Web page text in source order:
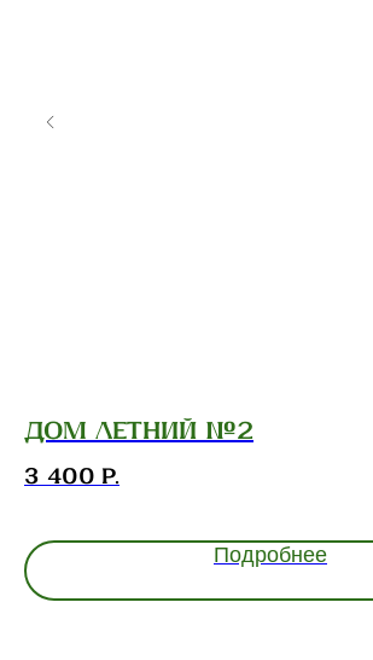
Дом летний №2
3 400 р.
Подробнее